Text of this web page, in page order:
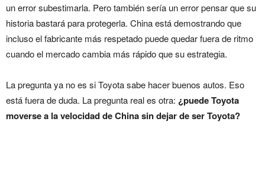
un error subestimarla. Pero también sería un error pensar que su
historia bastará para protegerla. China está demostrando que
incluso el fabricante más respetado puede quedar fuera de ritmo
cuando el mercado cambia más rápido que su estrategia.
La pregunta ya no es si Toyota sabe hacer buenos autos. Eso
está fuera de duda. La pregunta real es otra: ¿puede Toyota
moverse a la velocidad de China sin dejar de ser Toyota?